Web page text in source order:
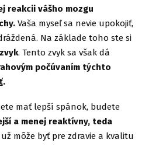
reakcii vášho mozgu
Vaša myseľ sa nevie upokojiť,
Na základe toho ste si
. Tento zvyk sa však dá
počúvaním týchto
.
mať lepší spánok, budete
a menej reaktívny, teda
môže byť pre zdravie a kvalitu